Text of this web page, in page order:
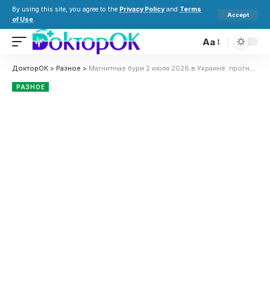
By using this site, you agree to the Privacy Policy and Terms
of Use.
Accept
Aa
ДокторОК > Разное > Магнитные бури 2 июля 2026 в Украине: прогноз солнечной активности на сегодня
РАЗНОЕ